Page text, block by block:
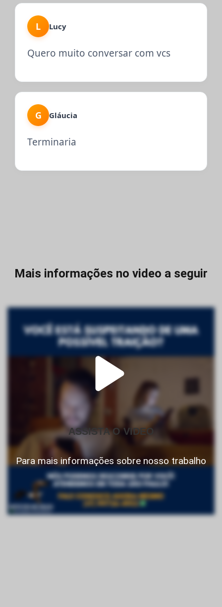
L Lucy
Quero muito conversar com vcs
G Gláucia
Terminaria
Mais informações no video a seguir
ASSISTA O VIDEO
Para mais informações sobre nosso trabalho